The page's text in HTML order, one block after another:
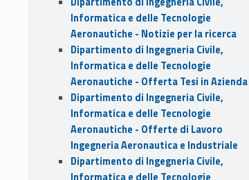
Informatica e delle Tecnologie
Aeronautiche - Notizie per la ricerca
Dipartimento di Ingegneria Civile,
Informatica e delle Tecnologie
Aeronautiche - Offerta Tesi in Azienda
Dipartimento di Ingegneria Civile,
Informatica e delle Tecnologie
Aeronautiche - Offerte di Lavoro
Ingegneria Aeronautica e Industriale
Dipartimento di Ingegneria Civile,